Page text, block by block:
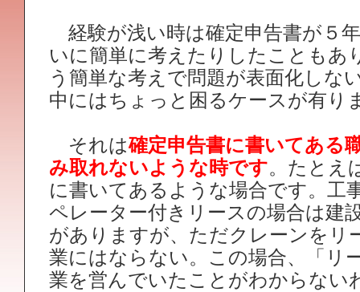
経験が浅い時は確定申告書が５
いに簡単に考えたりしたこともあ
う簡単な考えで問題が表面化しな
中にはちょっと困るケースが有り
それは確定申告書に書いてある
み取れないような時です。たとえ
に書いてあるような場合です。工
ペレーター付きリースの場合は建
がありますが、ただクレーンをリ
業にはならない。この場合、「リ
業を営んでいたことがわからない